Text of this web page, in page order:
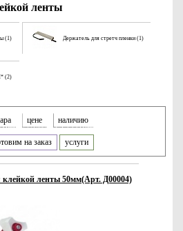
ленты
(1) Держатель для стретч пленки (1)
(2)
цене наличию
на заказ услуги
клейкой ленты 50мм(Арт. Д00004)